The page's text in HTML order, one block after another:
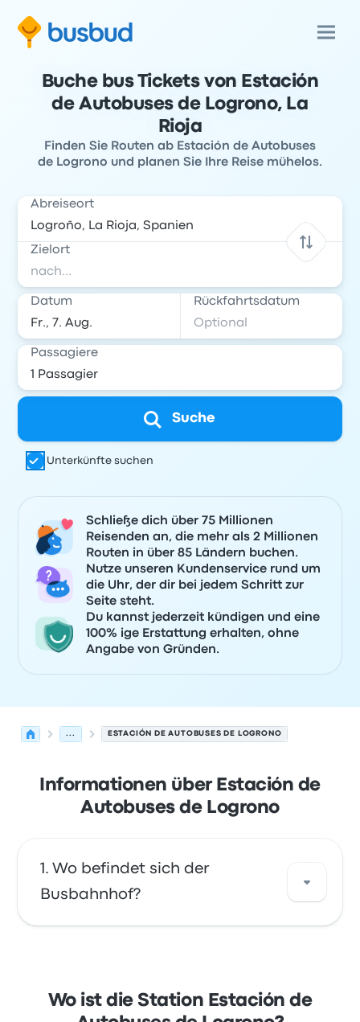
Buche bus Tickets von Estación
de Autobuses de Logrono, La
Rioja
Finden Sie Routen ab Estación de Autobuses
de Logrono und planen Sie Ihre Reise mühelos.
Abreiseort
Zielort
Datum Rückfahrtsdatum
Passagiere
Suche
Unterkünfte suchen
Schließe dich über 75 Millionen
Reisenden an, die mehr als 2 Millionen
Routen in über 85 Ländern buchen.
Nutze unseren Kundenservice rund um
die Uhr, der dir bei jedem Schritt zur
Seite steht.
Du kannst jederzeit kündigen und eine
100% ige Erstattung erhalten, ohne
Angabe von Gründen.
... ESTACIÓN DE AUTOBUSES DE LOGRONO
Informationen über Estación de
Autobuses de Logrono
Wo befindet sich der
Busbahnhof?
de Colón 44 26003. Sehen Sie sich den
Standort dieser Bushaltestelle in Logroño auf
Wo ist die Station Estación de